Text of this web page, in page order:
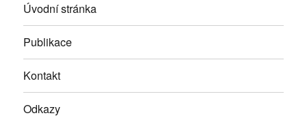
Úvodní stránka
Publikace
Kontakt
Odkazy